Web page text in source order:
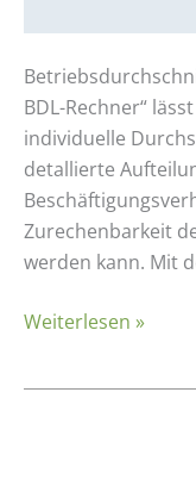
BDL-Rechner“
individuelle
detallierte
Zurechenbarkeit
werden kann. Mit
Weiterlesen »